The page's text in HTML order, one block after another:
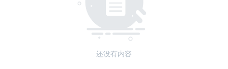
还没有内容